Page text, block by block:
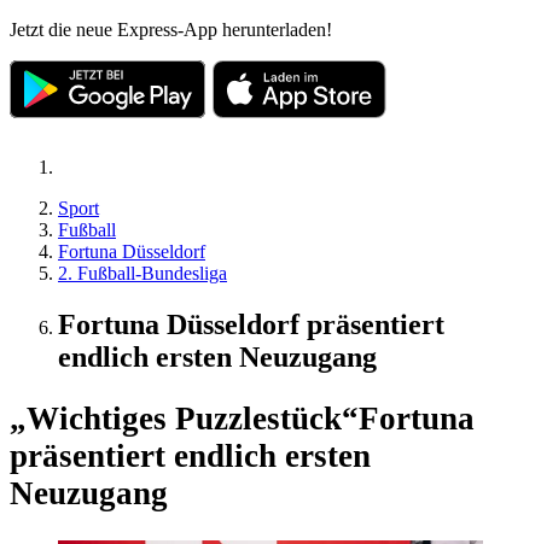
Jetzt die neue Express-App herunterladen!
Sport
Fußball
Fortuna Düsseldorf
2. Fußball-Bundesliga
Fortuna Düsseldorf präsentiert
endlich ersten Neuzugang
„Wichtiges Puzzlestück“Fortuna
präsentiert endlich ersten
Neuzugang